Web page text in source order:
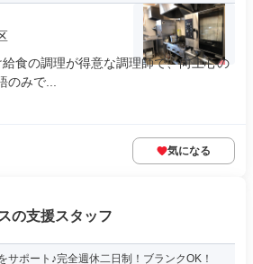
食の調理が得意な調理師で、向上心の
のみで...
気になる
の支援スタッフ
サポート♪完全週休二日制！ブランクOK！